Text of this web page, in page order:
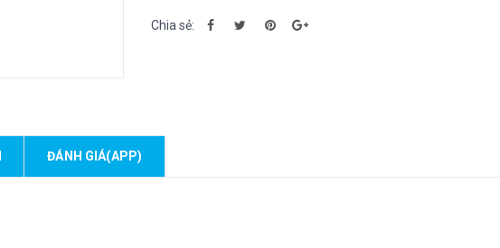
Chia sẻ:
ĐÁNH GIÁ(APP)